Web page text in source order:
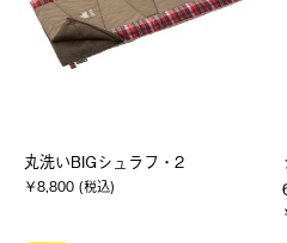
丸洗いBIGシュラフ・2
￥8,800 (税込)